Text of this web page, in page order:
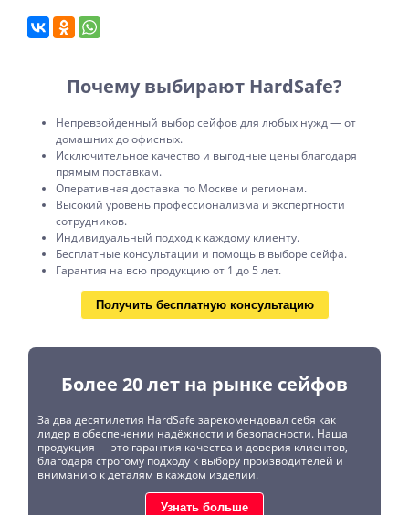
Почему выбирают HardSafe?
Непревзойденный выбор сейфов для любых нужд — от
домашних до офисных.
Исключительное качество и выгодные цены благодаря
прямым поставкам.
Оперативная доставка по Москве и регионам.
Высокий уровень профессионализма и экспертности
сотрудников.
Индивидуальный подход к каждому клиенту.
Бесплатные консультации и помощь в выборе сейфа.
Гарантия на всю продукцию от 1 до 5 лет.
Получить бесплатную консультацию
Более 20 лет на рынке сейфов
За два десятилетия HardSafe зарекомендовал себя как
лидер в обеспечении надёжности и безопасности. Наша
продукция — это гарантия качества и доверия клиентов,
благодаря строгому подходу к выбору производителей и
вниманию к деталям в каждом изделии.
Узнать больше